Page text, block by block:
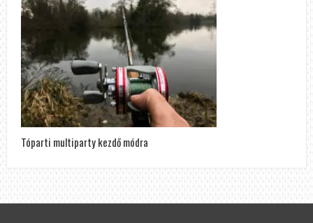
Tóparti multiparty kezdő módra